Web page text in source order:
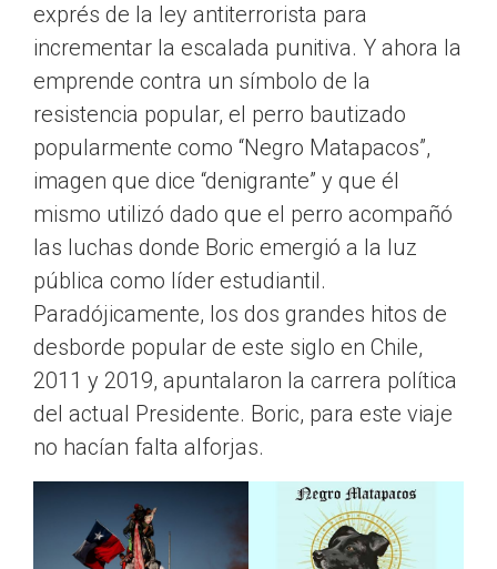
exprés de la ley antiterrorista para
incrementar la escalada punitiva. Y ahora la
emprende contra un símbolo de la
resistencia popular, el perro bautizado
popularmente como “Negro Matapacos”,
imagen que dice “denigrante” y que él
mismo utilizó dado que el perro acompañó
las luchas donde Boric emergió a la luz
pública como líder estudiantil.
Paradójicamente, los dos grandes hitos de
desborde popular de este siglo en Chile,
2011 y 2019, apuntalaron la carrera política
del actual Presidente. Boric, para este viaje
no hacían falta alforjas.